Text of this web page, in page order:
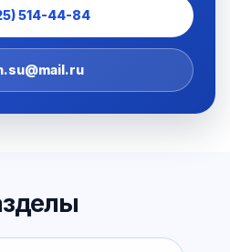
514-44-84